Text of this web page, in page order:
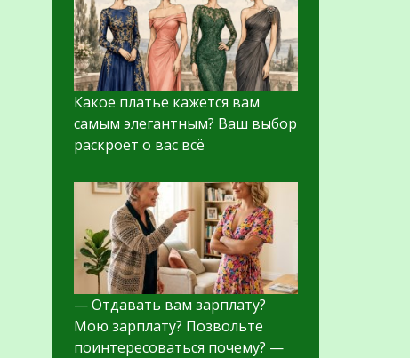
Какое платье кажется вам
самым элегантным? Ваш выбор
раскроет о вас всё
— Отдавать вам зарплату?
Мою зарплату? Позвольте
поинтересоваться почему? —